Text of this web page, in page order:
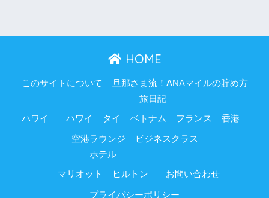
HOME
このサイトについて 旦那さま流！ANAマイルの貯め方
ハワイ
旅日記
ハワイ タイ ベトナム フランス 香港
空港ラウンジ
ビジネスクラス
ホテル
マリオット ヒルトン お問い合わせ
プライバシーポリシー